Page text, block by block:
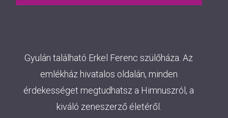
Gyulán található Erkel Ferenc szülőháza. Az
emlékház hivatalos oldalán, minden
érdekességet megtudhatsz a Himnuszról, a
kiváló zeneszerző életéről.